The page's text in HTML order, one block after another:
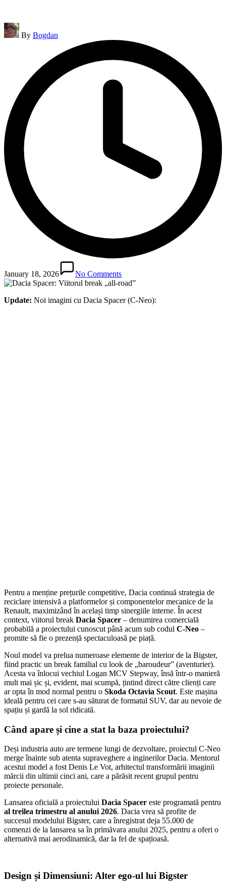
Posted
by
By Bogdan
January 18, 2026 No Comments
Update: Noi imagini cu Dacia Spacer (C-Neo):
Pentru a menține prețurile competitive, Dacia continuă strategia de
reciclare intensivă a platformelor și componentelor mecanice de la
Renault, maximizând în același timp sinergiile interne. În acest
context, viitorul break Dacia Spacer – denumirea comercială
probabilă a proiectului cunoscut până acum sub codul C-Neo –
promite să fie o prezență spectaculoasă pe piață.
Noul model va prelua numeroase elemente de interior de la Bigster,
fiind practic un break familial cu look de „baroudeur” (aventurier).
Acesta va înlocui vechiul Logan MCV Stepway, însă într-o manieră
mult mai șic și, evident, mai scumpă, țintind direct către clienți care
ar opta în mod normal pentru o Skoda Octavia Scout. Este mașina
ideală pentru cei care s-au săturat de formatul SUV, dar au nevoie de
spațiu și gardă la sol ridicată.
Când apare și cine a stat la baza proiectului?
Deși industria auto are termene lungi de dezvoltare, proiectul C-Neo
merge înainte sub atenta supraveghere a inginerilor Dacia. Mentorul
acestui model a fost Denis Le Vot, arhitectul transformării imaginii
mărcii din ultimii cinci ani, care a părăsit recent grupul pentru
proiecte personale.
Lansarea oficială a proiectului Dacia Spacer este programată pentru
al treilea trimestru al anului 2026. Dacia vrea să profite de
succesul modelului Bigster, care a înregistrat deja 55.000 de
comenzi de la lansarea sa în primăvara anului 2025, pentru a oferi o
alternativă mai aerodinamică, dar la fel de spațioasă.
Design și Dimensiuni: Alter ego-ul lui Bigster